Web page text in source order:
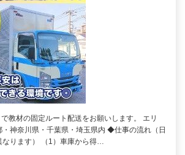
教材の固定ルート配送をお願いします。 エリ
・神奈川県・千葉県・埼玉県内 ◆仕事の流れ（日
なります） （1）車庫から得…